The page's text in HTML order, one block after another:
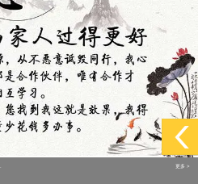
更多 >
更多 >